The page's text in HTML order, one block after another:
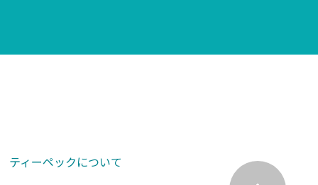
ティーペックについて